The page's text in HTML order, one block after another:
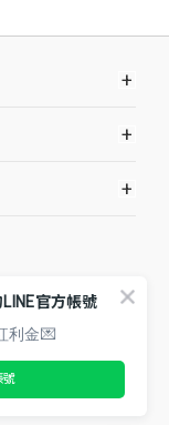
+
+
+
官方帳號
利金💌
號